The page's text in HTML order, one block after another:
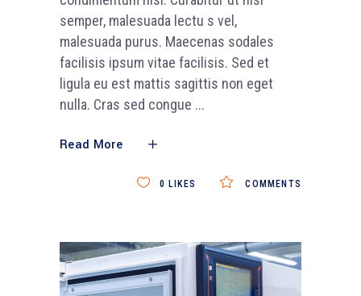
semper, malesuada lectu s vel,
malesuada purus. Maecenas sodales
facilisis ipsum vitae facilisis. Sed et
ligula eu est mattis sagittis non eget
nulla. Cras sed congue
Read More
COMMENTS
0 LIKES